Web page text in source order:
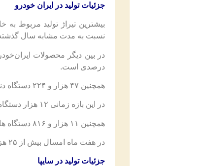
جزئیات تولید در ایران خودرو
نسبت به مدت مشابه سال گذشته افت بیش از ۱۳
درصدی است.
همچنین ۴۷ هزار و ۲۲۴ دستگاه دنا تولید شده که نسبت به مدت مشابه پارسال حدود ۱۵ درصد افزایش یافته است.
در این بازه زمانی ۱۲ هزار دستگاه رانا تولید شده که نسبت به هفت ماه سال گذشته کاهش حدود ۱۶ درصدی داشته است.
همچنین ۱۱ هزار و ۸۱۶ دستگاه هایما توسط ایران‌خودرو تولید شده که در مقایسه با هفت ماهه پارسال ۳۶ درصد رشد داشته است.
در هفت ماه امسال بیش از ۲۵ هزار دستگاه تارا تولید شده که نسبت به مدت مشابه سال گذشته ۲۰۴ درصد افزایش را نشان می‌دهد.
جزئیات تولید در سایپا